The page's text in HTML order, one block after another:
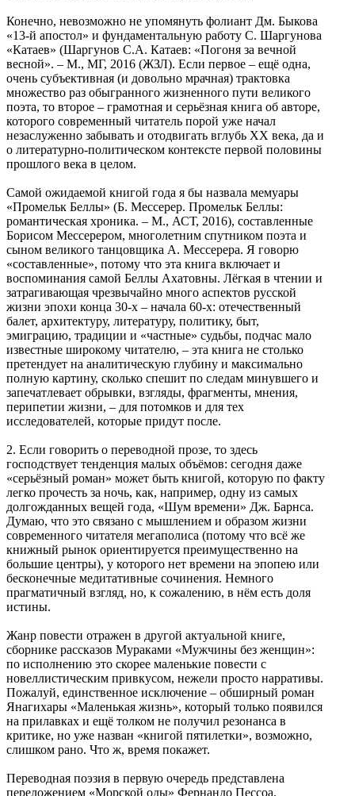
Конечно, невозможно не упомянуть фолиант Дм. Быкова
«13-й апостол» и фундаментальную работу С. Шаргунова
«Катаев» (Шаргунов С.А. Катаев: «Погоня за вечной
весной». – М., МГ, 2016 (ЖЗЛ). Если первое – ещё одна,
очень субъективная (и довольно мрачная) трактовка
множество раз обыгранного жизненного пути великого
поэта, то второе – грамотная и серьёзная книга об авторе,
которого современный читатель порой уже начал
незаслуженно забывать и отодвигать вглубь ХХ века, да и
о литературно-политическом контексте первой половины
прошлого века в целом.
Самой ожидаемой книгой года я бы назвала мемуары
«Промельк Беллы» (Б. Мессерер. Промельк Беллы:
романтическая хроника. – М., АСТ, 2016), составленные
Борисом Мессерером, многолетним спутником поэта и
сыном великого танцовщика А. Мессерера. Я говорю
«составленные», потому что эта книга включает и
воспоминания самой Беллы Ахатовны. Лёгкая в чтении и
затрагивающая чрезвычайно много аспектов русской
жизни эпохи конца 30-х – начала 60-х: отечественный
балет, архитектуру, литературу, политику, быт,
эмиграцию, традиции и «частные» судьбы, подчас мало
известные широкому читателю, – эта книга не столько
претендует на аналитическую глубину и максимально
полную картину, сколько спешит по следам минувшего и
запечатлевает обрывки, взгляды, фрагменты, мнения,
перипетии жизни, – для потомков и для тех
исследователей, которые придут после.
2. Если говорить о переводной прозе, то здесь
господствует тенденция малых объёмов: сегодня даже
«серьёзный роман» может быть книгой, которую по факту
легко прочесть за ночь, как, например, одну из самых
долгожданных вещей года, «Шум времени» Дж. Барнса.
Думаю, что это связано с мышлением и образом жизни
современного читателя мегаполиса (потому что всё же
книжный рынок ориентируется преимущественно на
большие центры), у которого нет времени на эпопею или
бесконечные медитативные сочинения. Немного
прагматичный взгляд, но, к сожалению, в нём есть доля
истины.
Жанр повести отражен в другой актуальной книге,
сборнике рассказов Мураками «Мужчины без женщин»:
по исполнению это скорее маленькие повести с
новеллистическим привкусом, нежели просто нарративы.
Пожалуй, единственное исключение – обширный роман
Янагихары «Маленькая жизнь», который только появился
на прилавках и ещё толком не получил резонанса в
критике, но уже назван «книгой пятилетки», возможно,
слишком рано. Что ж, время покажет.
Переводная поэзия в первую очередь представлена
переложением «Морской оды» Фернандо Пессоа,